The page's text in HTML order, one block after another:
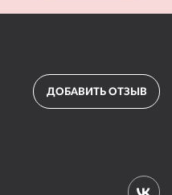
ДОБАВИТЬ ОТЗЫВ